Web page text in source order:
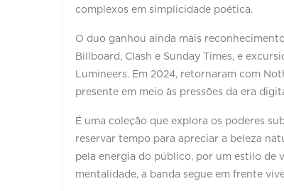
complexos em simplicidade poética.
O duo ganhou ainda mais
Billboard, Clash e Sunday Times, e
Lumineers. Em 2024, retornaram com
presente em meio às pressões da era
É uma coleção que explora os poderes
reservar tempo para apreciar a beleza
pela energia do público, por um estilo de
mentalidade, a banda segue em frente